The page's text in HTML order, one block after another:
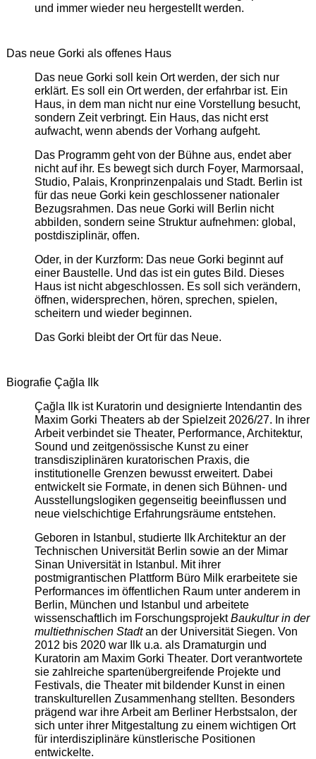
und immer wieder neu hergestellt werden.
Das neue Gorki als offenes Haus
Das neue Gorki soll kein Ort werden, der sich nur
erklärt. Es soll ein Ort werden, der erfahrbar ist. Ein
Haus, in dem man nicht nur eine Vorstellung besucht,
sondern Zeit verbringt. Ein Haus, das nicht erst
aufwacht, wenn abends der Vorhang aufgeht.
Das Programm geht von der Bühne aus, endet aber
nicht auf ihr. Es bewegt sich durch Foyer, Marmorsaal,
Studio, Palais, Kronprinzenpalais und Stadt. Berlin ist
für das neue Gorki kein geschlossener nationaler
Bezugsrahmen. Das neue Gorki will Berlin nicht
abbilden, sondern seine Struktur aufnehmen: global,
postdisziplinär, offen.
Oder, in der Kurzform: Das neue Gorki beginnt auf
einer Baustelle. Und das ist ein gutes Bild. Dieses
Haus ist nicht abgeschlossen. Es soll sich verändern,
öffnen, widersprechen, hören, sprechen, spielen,
scheitern und wieder beginnen.
Das Gorki bleibt der Ort für das Neue.
Biografie Çağla Ilk
Çağla Ilk ist Kuratorin und designierte Intendantin des
Maxim Gorki Theaters ab der Spielzeit 2026/27. In ihrer
Arbeit verbindet sie Theater, Performance, Architektur,
Sound und zeitgenössische Kunst zu einer
transdisziplinären kuratorischen Praxis, die
institutionelle Grenzen bewusst erweitert. Dabei
entwickelt sie Formate, in denen sich Bühnen- und
Ausstellungslogiken gegenseitig beeinflussen und
neue vielschichtige Erfahrungsräume entstehen.
Geboren in Istanbul, studierte Ilk Architektur an der
Technischen Universität Berlin sowie an der Mimar
Sinan Universität in Istanbul. Mit ihrer
postmigrantischen Plattform Büro Milk erarbeitete sie
Performances im öffentlichen Raum unter anderem in
Berlin, München und Istanbul und arbeitete
wissenschaftlich im ForschungsprojektBaukultur in der
multiethnischen Stadtan der Universität Siegen. Von
2012 bis 2020 war Ilk u.a. als Dramaturgin und
Kuratorin am Maxim Gorki Theater. Dort verantwortete
sie zahlreiche spartenübergreifende Projekte und
Festivals, die Theater mit bildender Kunst in einen
transkulturellen Zusammenhang stellten. Besonders
prägend war ihre Arbeit am Berliner Herbstsalon, der
sich unter ihrer Mitgestaltung zu einem wichtigen Ort
für interdisziplinäre künstlerische Positionen
entwickelte.